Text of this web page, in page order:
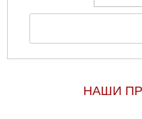
НАШИ